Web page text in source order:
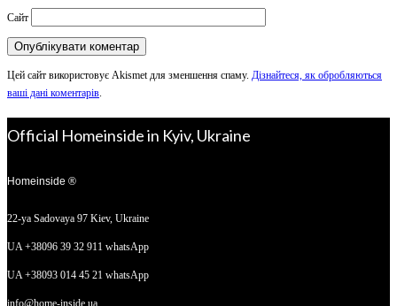
Сайт
Цей сайт використовує Akismet для зменшення спаму. Дізнайтеся, як обробляються
ваші дані коментарів.
Official Homeinside in Kyiv, Ukraine
Homeinside ®
22-ya Sadovaya 97 Kiev, Ukraine
UA +38096 39 32 911 whatsApp
UA +38093 014 45 21 whatsApp